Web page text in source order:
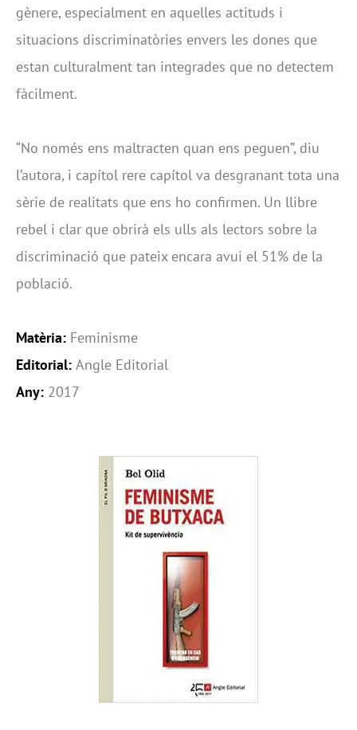
gènere, especialment en aquelles actituds i
situacions discriminatòries envers les dones que
estan culturalment tan integrades que no detectem
fàcilment.
“No només ens maltracten quan ens peguen”, diu
l’autora, i capítol rere capítol va desgranant tota una
sèrie de realitats que ens ho confirmen. Un llibre
rebel i clar que obrirà els ulls als lectors sobre la
discriminació que pateix encara avui el 51% de la
població.
Matèria: Feminisme
Editorial: Angle Editorial
Any: 2017